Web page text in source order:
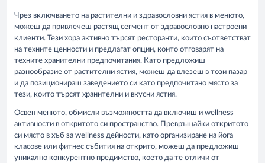
Чрез включването на растителни и здравословни ястия в менюто,
можеш да привлечеш растящ сегмент от здравословно настроени
клиенти. Тези хора активно търсят ресторанти, които съответстват
на техните ценности и предлагат опции, които отговарят на
техните хранителни предпочитания. Като предложиш
разнообразие от растителни ястия, можеш да влезеш в този пазар
и да позиционираш заведението си като предпочитано място за
тези, които търсят хранителни и вкусни ястия.
Освен менюто, обмисли възможността да включиш и wellness
активности в откритото си пространство. Превръщайки откритото
си място в хъб за wellness дейности, като организиране на йога
класове или фитнес събития на открито, можеш да предложиш
уникално конкурентно предимство, което да те отличи от